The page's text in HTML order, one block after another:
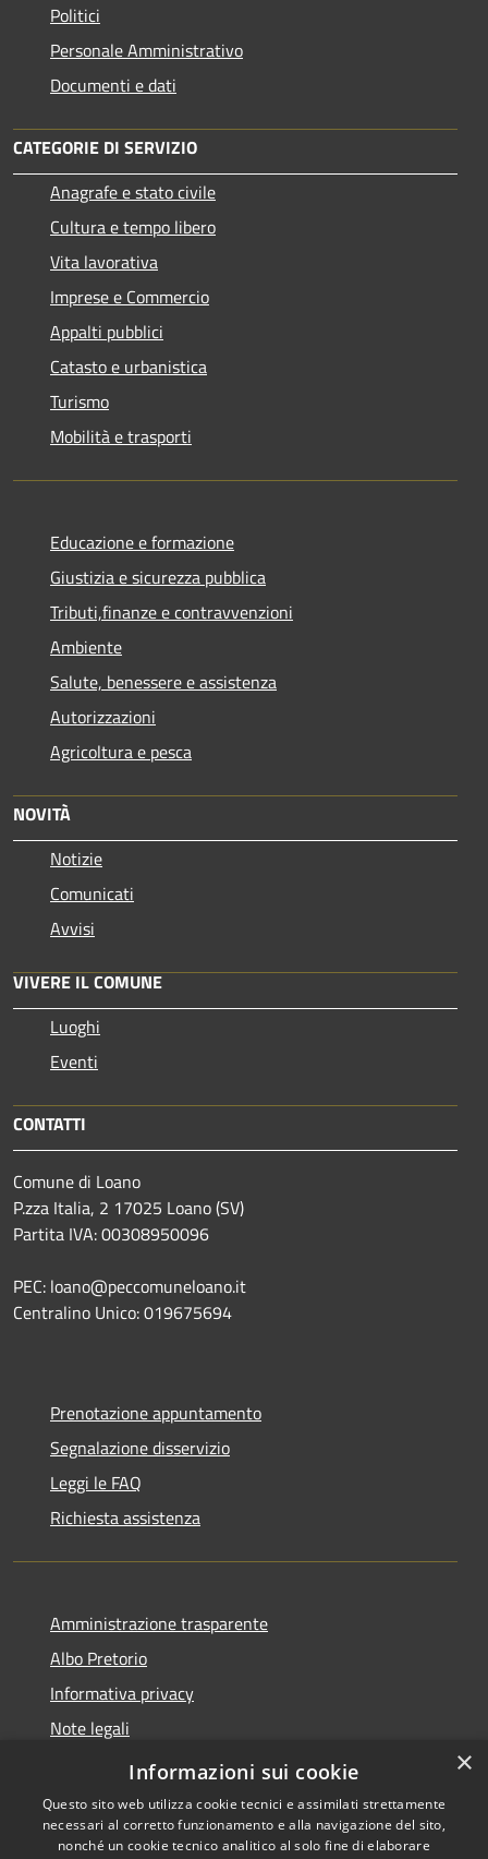
Politici
Personale Amministrativo
Documenti e dati
CATEGORIE DI SERVIZIO
Anagrafe e stato civile
Cultura e tempo libero
Vita lavorativa
Imprese e Commercio
Appalti pubblici
Catasto e urbanistica
Turismo
Mobilità e trasporti
Educazione e formazione
Giustizia e sicurezza pubblica
Tributi,finanze e contravvenzioni
Ambiente
Salute, benessere e assistenza
Autorizzazioni
Agricoltura e pesca
NOVITÀ
Notizie
Comunicati
Avvisi
VIVERE IL COMUNE
Luoghi
Eventi
CONTATTI
Comune di Loano
P.zza Italia, 2 17025 Loano (SV)
Partita IVA: 00308950096
PEC: loano@peccomuneloano.it
Centralino Unico: 019675694
Prenotazione appuntamento
Segnalazione disservizio
Leggi le FAQ
Richiesta assistenza
Amministrazione trasparente
Albo Pretorio
Informativa privacy
Note legali
Dichiarazione di accessibilità
×
Informazioni sui cookie
Questo sito web utilizza cookie tecnici e assimilati strettamente
necessari al corretto funzionamento e alla navigazione del sito,
nonché un cookie tecnico analitico al solo fine di elaborare